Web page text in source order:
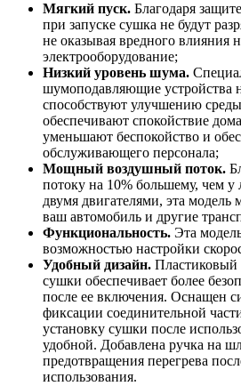
Мягкий пуск. Благодаря
при запуске сушка не будут
не оказывая вредного влияния
электрооборудование;
Низкий уровень шума.
шумоподавляющие устройства
способствуют улучшению
обеспечивают спокойствие
уменьшают беспокойство и
обслуживающего персонала;
Мощный воздушный поток.
потоку на 10% большему, чем
двумя двигателями, эта
ваш автомобиль и другие
Функциональность. Эта
возможностью настройки
Удобный дизайн. Пластиковый
сушки обеспечивает более
после ее включения. Оснащен
фиксации соединительной
установку сушки после
удобной. Добавлена ручка на
предотвращения перегрева
использования.